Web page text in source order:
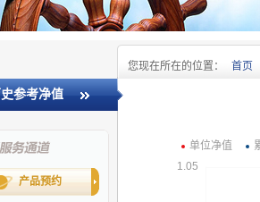
您现在所在的位置： 首页
参考净值
产品预约